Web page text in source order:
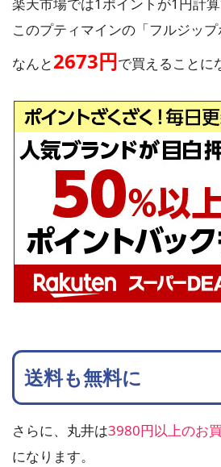
楽天市場では1ポイントが1円計算
このプティマインの「フルジッ
なんと2673円で買えることに
送料も無料に
さらに、丸井は3980円以上のお
になります。